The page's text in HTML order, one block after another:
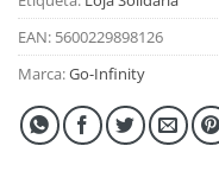
EAN: 5600229898126
Marca:Go-Infinity